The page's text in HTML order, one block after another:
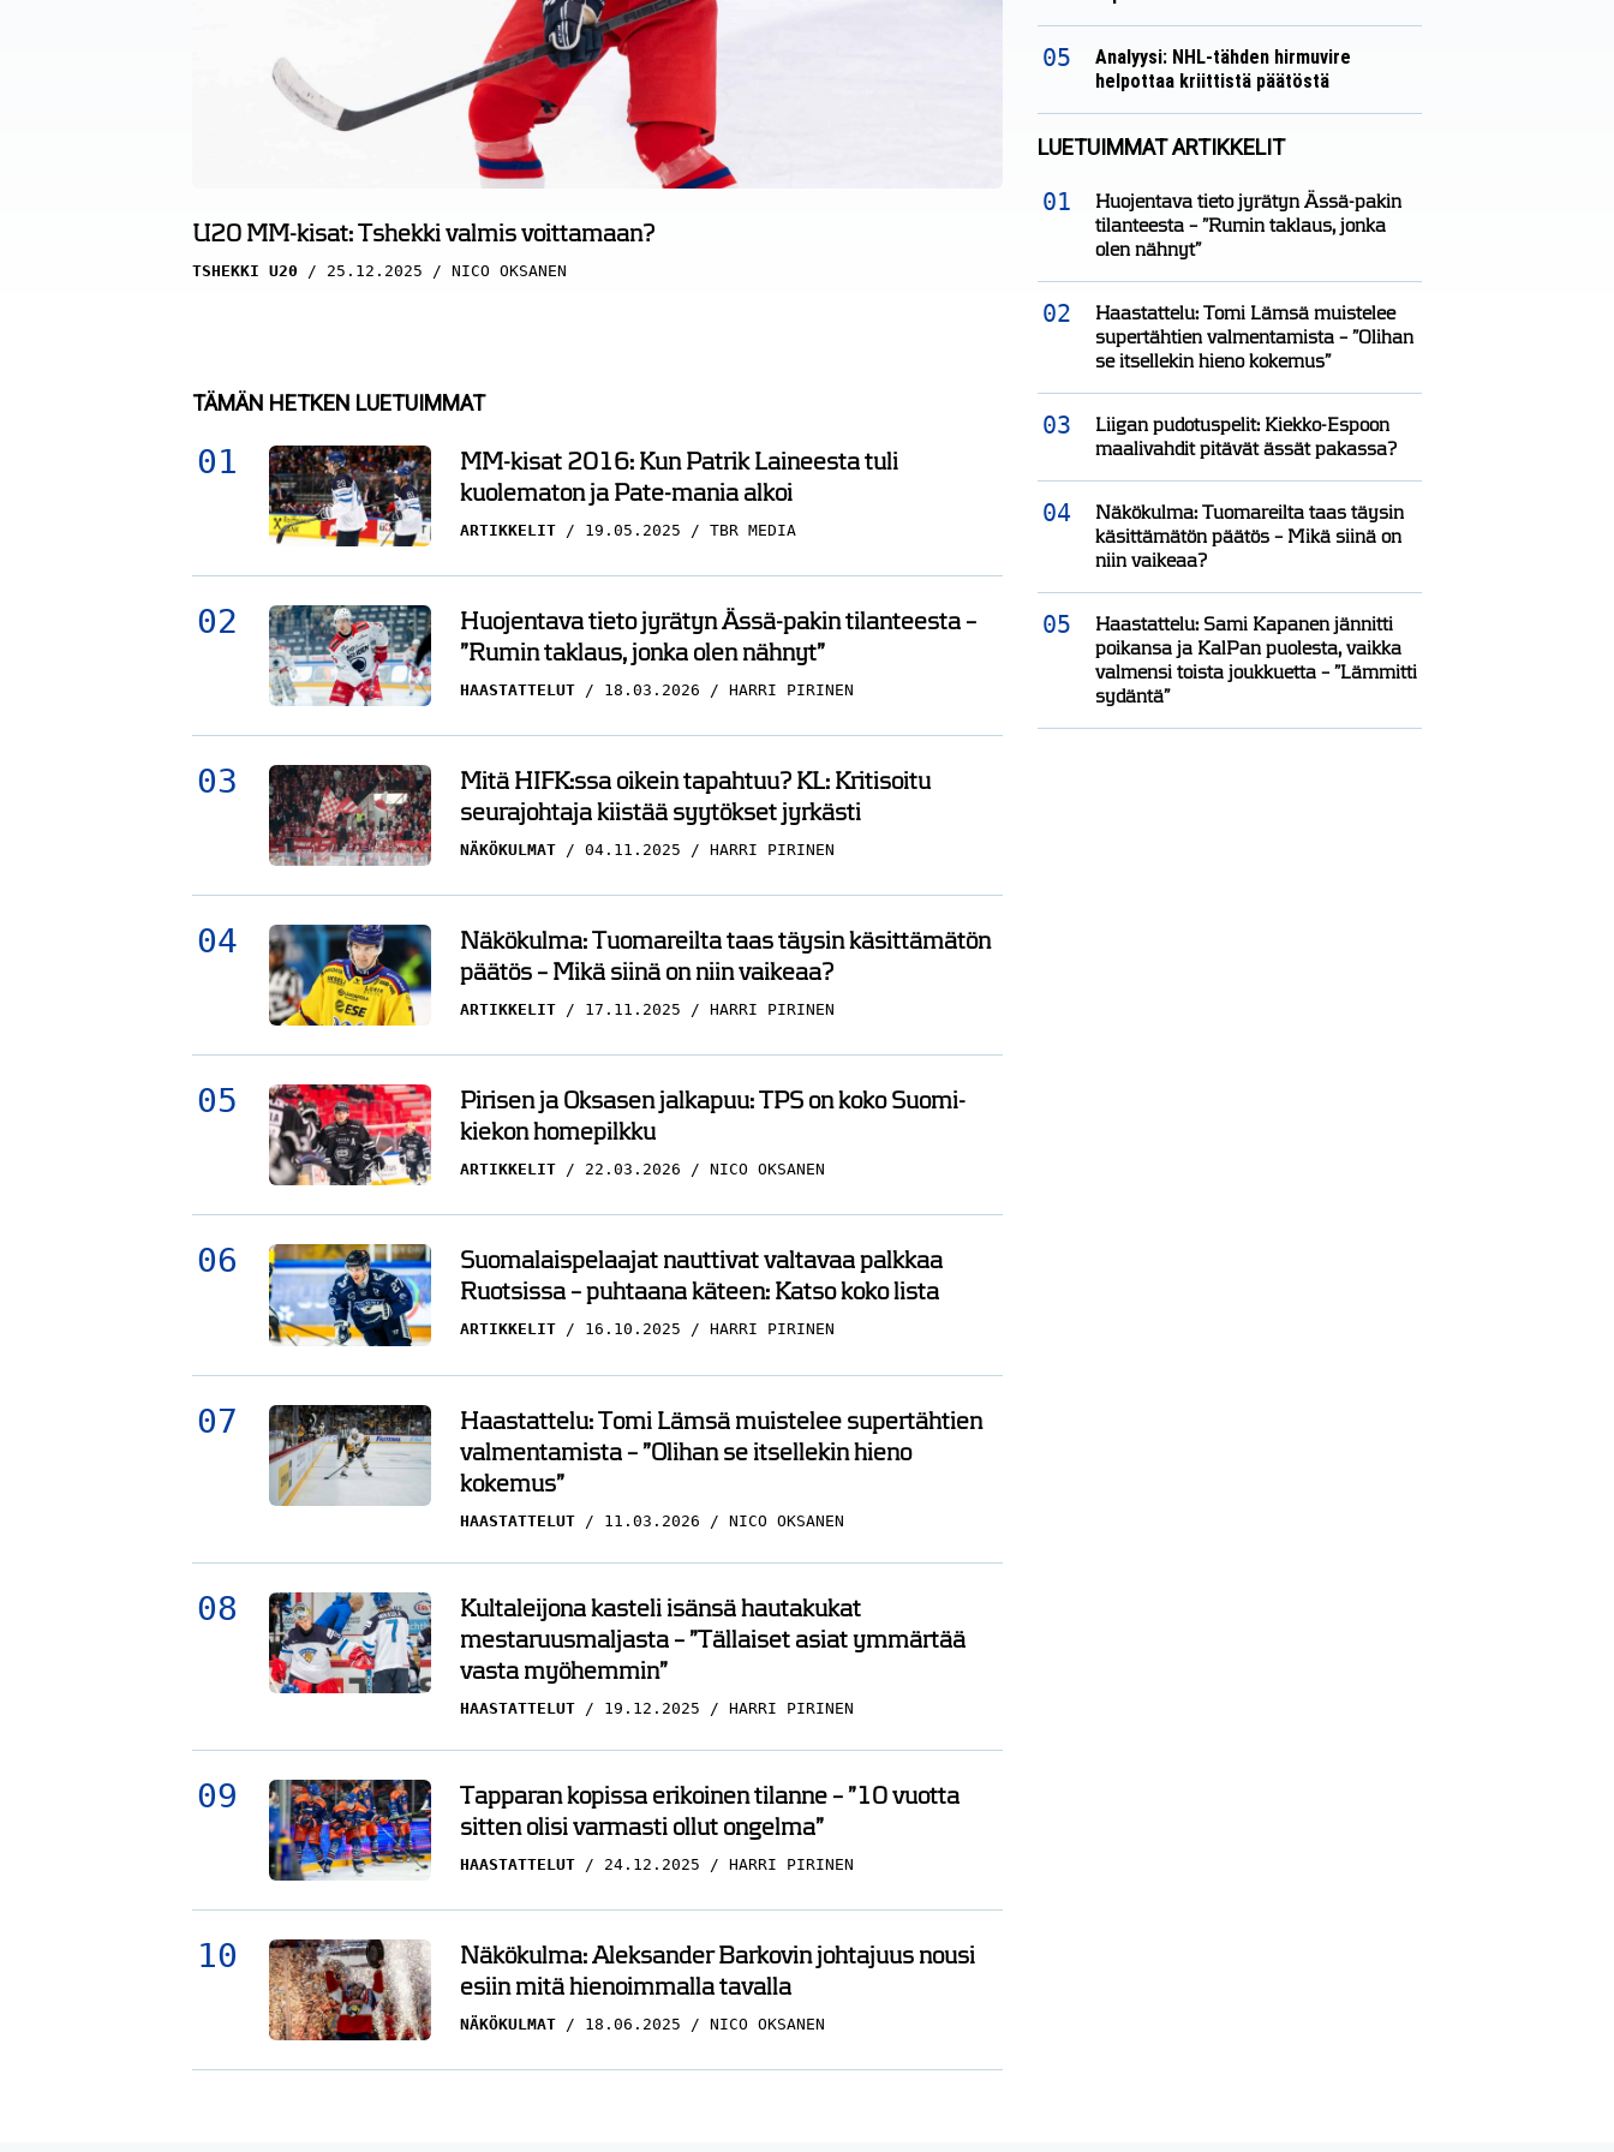
U20 MM-kisat: Tshekki valmis voittamaan?
TSHEKKI U20 25.12.2025 NICO OKSANEN
TÄMÄN HETKEN LUETUIMMAT
MM-kisat 2016: Kun Patrik Laineesta tuli
kuolematon ja Pate-mania alkoi
ARTIKKELIT 19.05.2025 TBR MEDIA
Huojentava tieto jyrätyn Ässä-pakin tilanteesta –
”Rumin taklaus, jonka olen nähnyt”
HAASTATTELUT 18.03.2026 HARRI PIRINEN
Mitä HIFK:ssa oikein tapahtuu? KL: Kritisoitu
seurajohtaja kiistää syytökset jyrkästi
NÄKÖKULMAT 04.11.2025 HARRI PIRINEN
Näkökulma: Tuomareilta taas täysin käsittämätön
päätös – Mikä siinä on niin vaikeaa?
ARTIKKELIT 17.11.2025 HARRI PIRINEN
Pirisen ja Oksasen jalkapuu: TPS on koko Suomi-
kiekon homepilkku
ARTIKKELIT 22.03.2026 NICO OKSANEN
Suomalaispelaajat nauttivat valtavaa palkkaa
Ruotsissa – puhtaana käteen: Katso koko lista
ARTIKKELIT 16.10.2025 HARRI PIRINEN
Haastattelu: Tomi Lämsä muistelee supertähtien
valmentamista – ”Olihan se itsellekin hieno
kokemus”
HAASTATTELUT 11.03.2026 NICO OKSANEN
Kultaleijona kasteli isänsä hautakukat
mestaruusmaljasta – ”Tällaiset asiat ymmärtää
vasta myöhemmin”
HAASTATTELUT 19.12.2025 HARRI PIRINEN
Tapparan kopissa erikoinen tilanne – ”10 vuotta
sitten olisi varmasti ollut ongelma”
HAASTATTELUT 24.12.2025 HARRI PIRINEN
Näkökulma: Aleksander Barkovin johtajuus nousi
esiin mitä hienoimmalla tavalla
NÄKÖKULMAT 18.06.2025 NICO OKSANEN
Analyysi: NHL-tähden hirmuvire
helpottaa kriittistä päätöstä
LUETUIMMAT ARTIKKELIT
Huojentava tieto jyrätyn Ässä-pakin
tilanteesta – ”Rumin taklaus, jonka
olen nähnyt”
Haastattelu: Tomi Lämsä muistelee
supertähtien valmentamista – ”Olihan
se itsellekin hieno kokemus”
Liigan pudotuspelit: Kiekko-Espoon
maalivahdit pitävät ässät pakassa?
Näkökulma: Tuomareilta taas täysin
käsittämätön päätös – Mikä siinä on
niin vaikeaa?
Haastattelu: Sami Kapanen jännitti
poikansa ja KalPan puolesta, vaikka
valmensi toista joukkuetta – ”Lämmitti
sydäntä”